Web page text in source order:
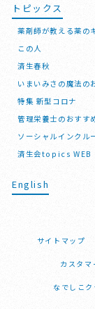
トピックス
薬剤師が教える薬の
この人
済生春秋
いまいみさの魔法の
特集 新型コロナ
管理栄養士のおすす
ソーシャルインクル
済生会topics WEB
English
サイトマップ
カスタ
なでしこ